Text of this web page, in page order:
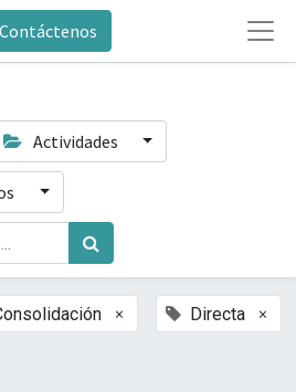
Contáctenos
Actividades
× Directa ×